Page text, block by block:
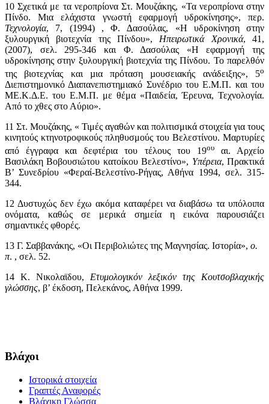
10 Σχετικά με τα νεροπρίονα Στ. Μουζάκης, «Τα νεροπρίονα στην
Πίνδο. Μια ελάχιστα γνωστή εφαρμογή υδροκίνησης», περ.
Τεχνολογία, 7, (1994) , Φ. ∆ασούλας, «H υδροκίνηση στην
ξυλουργική βιοτεχνία της Πίνδου», Ηπειρωτικά Χρονικά, 41,
(2007), σελ. 295-346 και Φ. Δασούλας «Η εφαρµογή της
υδροκίνησης στην ξυλουργική βιοτεχνία της Πίνδου. Το παρελθόν
της βιοτεχνίας και µια πρόταση µουσειακής ανάδειξης», 5ο
Διεπιστημονικό Διαπανεπιστημιακό Συνέδριο του Ε.Μ.Π. και του
ΜΕ.Κ.Δ.Ε. του Ε.Μ.Π. με θέμα «Παιδεία, Έρευνα, Τεχνολογία.
Από το χθες στο Αύριο».
11 Στ. Μουζάκης, « Τιμές αγαθών και πολιτισμικά στοιχεία για τους
κινητούς κτηνοτροφικούς πληθυσμούς του Βελεστίνου. Μαρτυρίες
από έγγραφα και δεφτέρια του τέλους του 19ουαι. Αρχείο
Βασιλάκη Βοβουσιώτου κατοίκου Βελεστίνο», Υπέρεια, Πρακτικά
Β’ Συνεδρίου «Φεραί-Βελεστίνο-Ρήγας, Αθήνα 1994, σελ. 315-
344.
12 Δυστυχώς δεν έχω ακόμα καταφέρει να διαβάσω τα υπόλοιπα
ονόματα, καθώς σε μερικά σημεία η εικόνα παρουσιάζει
σημαντικές φθορές.
13 Γ. Σαββανάκης, «Οι Περιβολιώτες της Μαγνησίας. Ιστορία», ο.
π. , σελ. 52.
14 Κ. Νικολαϊδου, Ετυμολογικόν λεξικόν της Κουτσοβλαχικής
γλώσσης, β’ έκδοση, Πελεκάνος, Αθήνα 1999.
Βλάχοι
Ιστορικά στοιχεία
Γραπτές Αναφορές
Βλάχικη Γλώσσα